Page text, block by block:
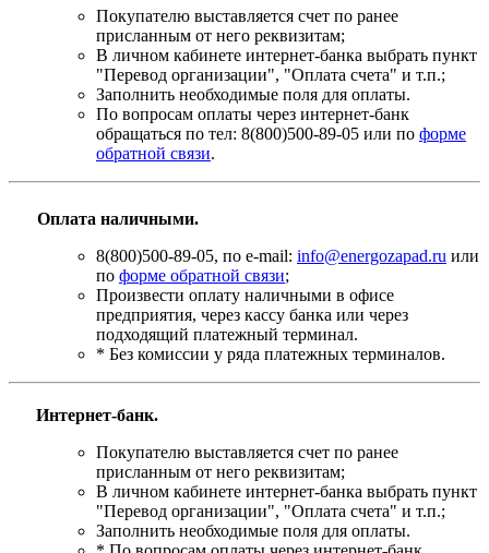
Покупателю выставляется счет по ранее
присланным от него реквизитам;
В личном кабинете интернет-банка выбрать пункт
"Перевод организации", "Оплата счета" и т.п.;
Заполнить необходимые поля для оплаты.
По вопросам оплаты через интернет-банк
обращаться по тел: 8(800)500-89-05 или по форме
обратной связи.
Оплата наличными.
8(800)500-89-05, по e-mail: info@energozapad.ru или
по форме обратной связи;
Произвести оплату наличными в офисе
предприятия, через кассу банка или через
подходящий платежный терминал.
* Без комиссии у ряда платежных терминалов.
Интернет-банк.
Покупателю выставляется счет по ранее
присланным от него реквизитам;
В личном кабинете интернет-банка выбрать пункт
"Перевод организации", "Оплата счета" и т.п.;
Заполнить необходимые поля для оплаты.